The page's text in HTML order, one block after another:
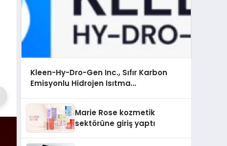
Kleen-Hy-Dro-Gen Inc., Sıfır Karbon
Emisyonlu Hidrojen Isıtma
Onaylarını Aldı
Marie Rose kozmetik
sektörüne giriş yaptı